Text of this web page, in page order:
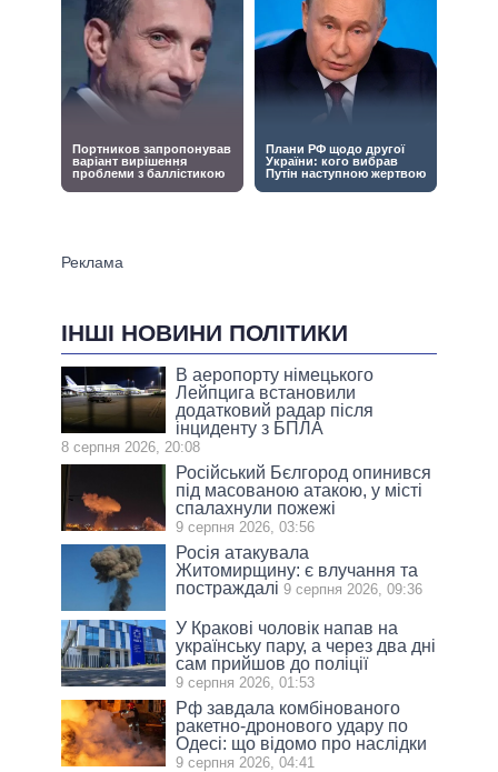
ІНШІ НОВИНИ ПОЛІТИКИ
В аеропорту німецького
Лейпцига встановили
додатковий радар після
інциденту з БПЛА
8 серпня 2026, 20:08
Російський Бєлгород опинився
під масованою атакою, у місті
спалахнули пожежі
9 серпня 2026, 03:56
Росія атакувала
Житомирщину: є влучання та
постраждалі 9 серпня 2026, 09:36
У Кракові чоловік напав на
українську пару, а через два дні
сам прийшов до поліції
9 серпня 2026, 01:53
Рф завдала комбінованого
ракетно-дронового удару по
Одесі: що відомо про наслідки
9 серпня 2026, 04:41